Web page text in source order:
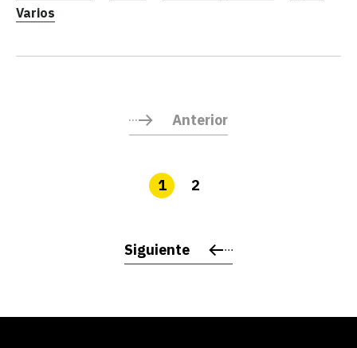
Varios
Anterior
1 2
Siguiente